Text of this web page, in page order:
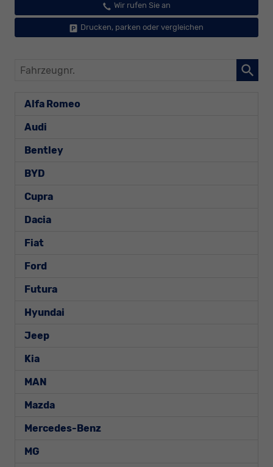
Wir rufen Sie an
Drucken, parken oder vergleichen
Fahrzeugnr.
Alfa Romeo
Audi
Bentley
BYD
Cupra
Dacia
Fiat
Ford
Futura
Hyundai
Jeep
Kia
MAN
Mazda
Mercedes-Benz
MG